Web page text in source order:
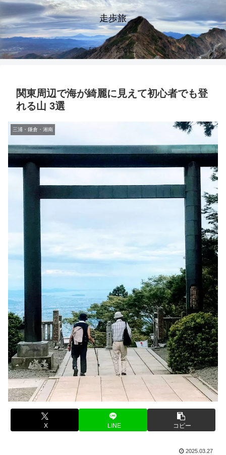
走歩旅
『歩く旅、走る旅』
関東周辺で海が綺麗に見えて初心者でも登
れる山 3選
三浦・鎌倉・湘南
X LINE コピー
2025.03.27